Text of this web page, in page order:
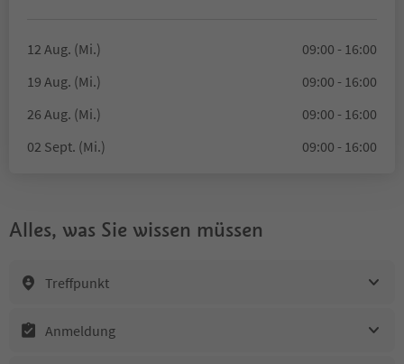
12 Aug. (Mi.)
09:00 - 16:00
19 Aug. (Mi.)
09:00 - 16:00
26 Aug. (Mi.)
09:00 - 16:00
02 Sept. (Mi.)
09:00 - 16:00
Alles, was Sie wissen müssen
Treffpunkt
Anmeldung